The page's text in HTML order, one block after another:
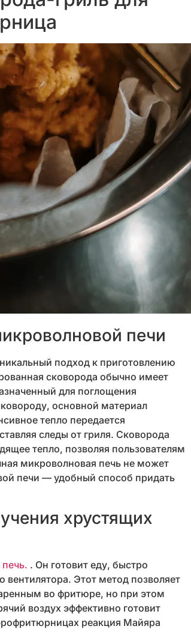
печи
подход к приготовлению
сковорода обычно имеет
для поглощения
основной материал
тепло передается
следы от гриля. Сковорода
тепло, позволяя пользователям
микроволновая печь не может
печи — удобный способ придать
хрустящих
. Он готовит еду, быстро
Этот метод позволяет
во фритюре, но при этом
воздух эффективно готовит
реакция Майяра